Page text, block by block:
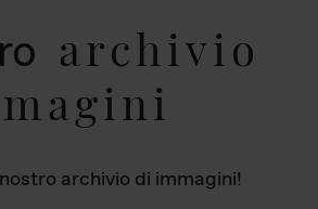
archivio
archivio di immagini!